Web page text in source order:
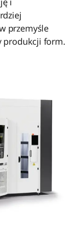
przemyśle
produkcji form.